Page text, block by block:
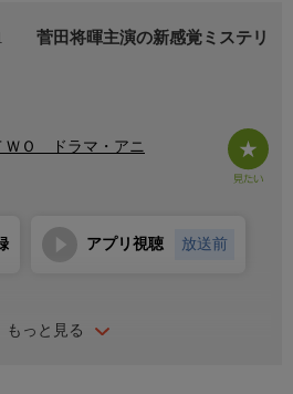
菅田将暉主演の新感覚ミステリ
ＷＯ ドラマ・アニ
もっと見る
アプリ視聴 放送前